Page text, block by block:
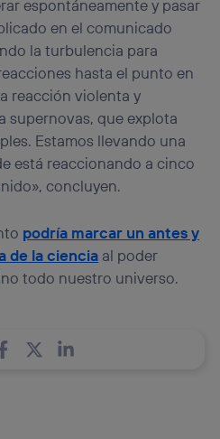
espontáneamente y pasar
en el comunicado
la turbulencia para
hasta el punto en
reacción violenta y
supernovas, que explota
Estamos llevando una
está reaccionando a cinco
concluyen.
podría marcar un antes y
de la ciencia al poder
todo nuestro universo.